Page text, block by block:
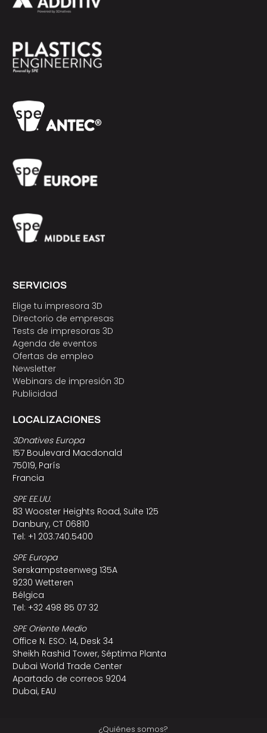
SERVICIOS
Elige tu impresora 3D
Directorio de empresas
Tests de impresoras 3D
Agenda de eventos
Ofertas de empleo
Newsletter
Webinars de impresión 3D
Publicidad
LOCALIZACIONES
3Dnatives Europa
157 Boulevard Macdonald
75019, París
Francia
SPE EE.UU.
83 Wooster Heights Road, Suite 125
Danbury, CT 06810
Tel: +1 203.740.5400
SPE Europa
Serskampsteenweg 135A
9230 Wetteren
Bélgica
Tel: +32 498 85 07 32
SPE Oriente Medio
Office N. ESO: 14, Desk 34
Sheikh Rashid Tower, Séptima Planta
Dubai World Trade Center
Apartado de correos 9204
Dubai, EAU
¿Quiénes somos?